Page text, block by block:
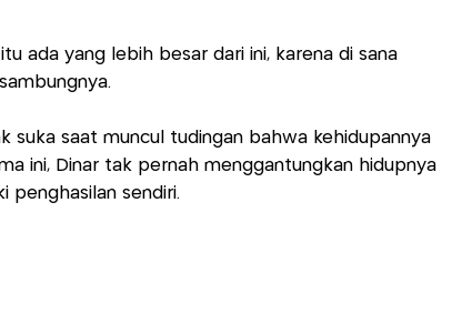
ada yang lebih besar dari ini, karena di sana
suka saat muncul tudingan bahwa kehidupannya
ini, Dinar tak pernah menggantungkan hidupnya
penghasilan sendiri.